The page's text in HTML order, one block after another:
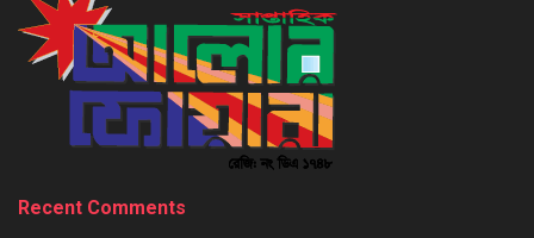
Recent Comments